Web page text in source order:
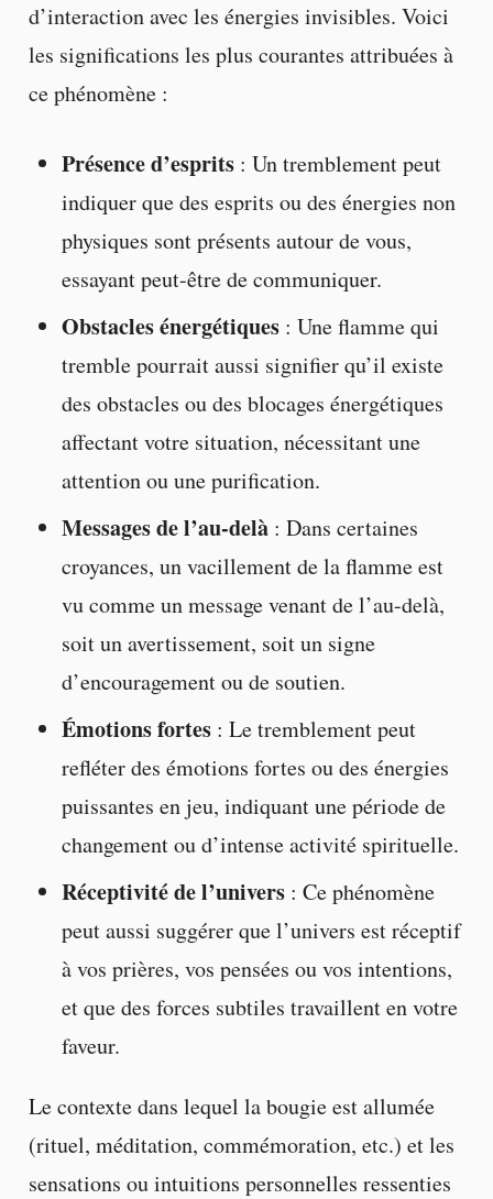
d’interaction avec les énergies invisibles. Voici
les significations les plus courantes attribuées à
ce phénomène :
Présence d’esprits: Un tremblement peut
indiquer que des esprits ou des énergies non
physiques sont présents autour de vous,
essayant peut-être de communiquer.
Obstacles énergétiques: Une flamme qui
tremble pourrait aussi signifier qu’il existe
des obstacles ou des blocages énergétiques
affectant votre situation, nécessitant une
attention ou une purification.
Messages de l’au-delà: Dans certaines
croyances, un vacillement de la flamme est
vu comme un message venant de l’au-delà,
soit un avertissement, soit un signe
d’encouragement ou de soutien.
Émotions fortes: Le tremblement peut
refléter des émotions fortes ou des énergies
puissantes en jeu, indiquant une période de
changement ou d’intense activité spirituelle.
Réceptivité de l’univers: Ce phénomène
peut aussi suggérer que l’univers est réceptif
à vos prières, vos pensées ou vos intentions,
et que des forces subtiles travaillent en votre
faveur.
Le contexte dans lequel la bougie est allumée
(rituel, méditation, commémoration, etc.) et les
sensations ou intuitions personnelles ressenties